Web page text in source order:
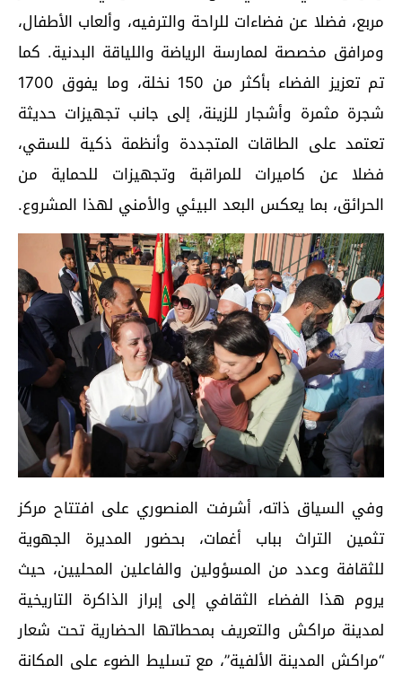
مربع، فضلا عن فضاءات للراحة والترفيه، وألعاب الأطفال،
ومرافق مخصصة لممارسة الرياضة واللياقة البدنية. كما
تم تعزيز الفضاء بأكثر من 150 نخلة، وما يفوق 1700
شجرة مثمرة وأشجار للزينة، إلى جانب تجهيزات حديثة
تعتمد على الطاقات المتجددة وأنظمة ذكية للسقي،
فضلا عن كاميرات للمراقبة وتجهيزات للحماية من
الحرائق، بما يعكس البعد البيئي والأمني لهذا المشروع.
وفي السياق ذاته، أشرفت المنصوري على افتتاح مركز
تثمين التراث بباب أغمات، بحضور المديرة الجهوية
للثقافة وعدد من المسؤولين والفاعلين المحليين، حيث
يروم هذا الفضاء الثقافي إلى إبراز الذاكرة التاريخية
لمدينة مراكش والتعريف بمحطاتها الحضارية تحت شعار
“مراكش المدينة الألفية”، مع تسليط الضوء على المكانة